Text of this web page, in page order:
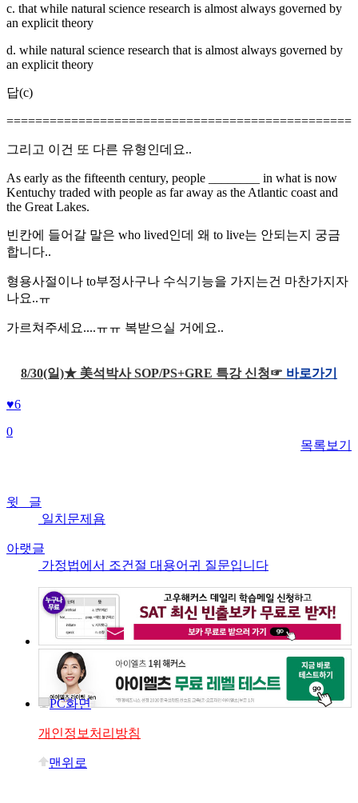
c. that while natural science research is almost always governed by
an explicit theory
d. while natural science research that is almost always governed by
an explicit theory
답(c)
그리고 이건 또 다른 유형인데요..
As early as the fifteenth century, people ________ in what is now
Kentuchy traded with people as far away as the Atlantic coast and
the Great Lakes.
빈칸에 들어갈 말은 who lived인데 왜 to live는 안되는지 궁금
합니다..
형용사절이나 to부정사구나 수식기능을 가지는건 마찬가지자
나요..ㅠ
가르쳐주세요....ㅠㅠ 복받으실 거에요..
8/30(일)★ 美석박사 SOP/PS+GRE 특강 신청☞ 바로가기
♥6
목록보기
0
윗 글
일치문제욤
아랫글
가정법에서 조건절 대용어귀 질문입니다
PC화면
개인정보처리방침
맨위로